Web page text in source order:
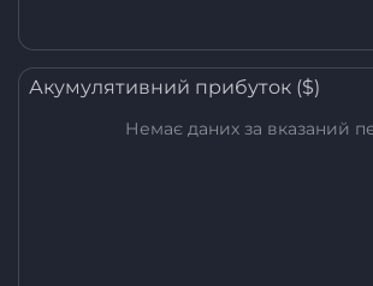
Акумулятивний прибуток ($)
Немає даних за вказаний